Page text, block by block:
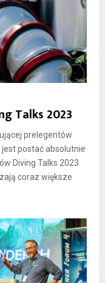
Talks 2023
prelegentów
postać absolutnie
Diving Talks 2023
coraz większe